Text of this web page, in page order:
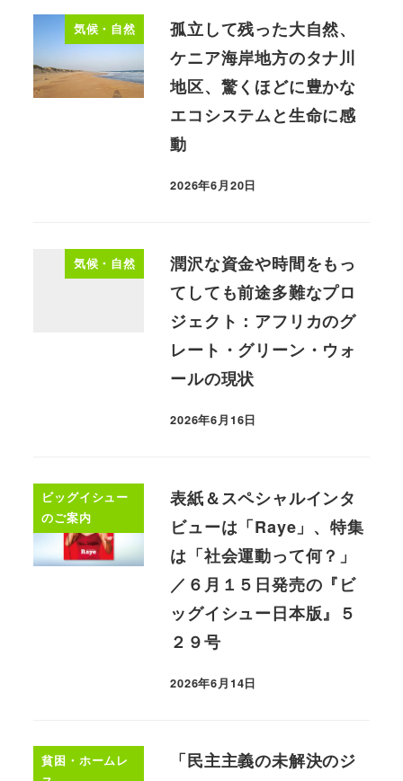
気候・自然
孤立して残った大自然、
ケニア海岸地方のタナ川
地区、驚くほどに豊かな
エコシステムと生命に感
動
2026年6月20日
気候・自然
潤沢な資金や時間をもっ
てしても前途多難なプロ
ジェクト：アフリカのグ
レート・グリーン・ウォ
ールの現状
2026年6月16日
ビッグイシュー
のご案内
表紙＆スペシャルインタ
ビューは「Raye」、特集
は「社会運動って何？」
／６月１５日発売の『ビ
ッグイシュー日本版』５
２９号
2026年6月14日
貧困・ホームレ
「民主主義の未解決のジ